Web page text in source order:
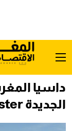
داسيا
الجديدة Nouveau Duster في الأسواق